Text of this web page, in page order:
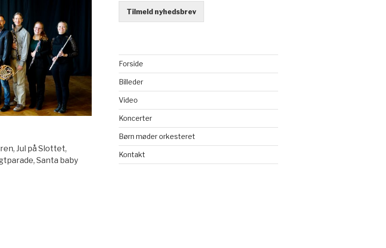
Jul på Slottet,
Santa baby
Tilmeld nyhedsbrev
Forside
Billeder
Video
Koncerter
Børn møder orkesteret
Kontakt